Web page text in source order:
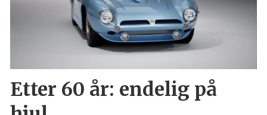
Etter 60 år: endelig på